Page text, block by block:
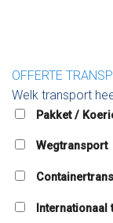
OFFERTE
Welk transport
Pakket /
Wegtransport
Internationaal